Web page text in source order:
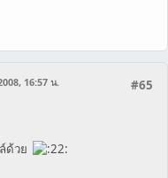
#65
16:57 น.
ด้วย